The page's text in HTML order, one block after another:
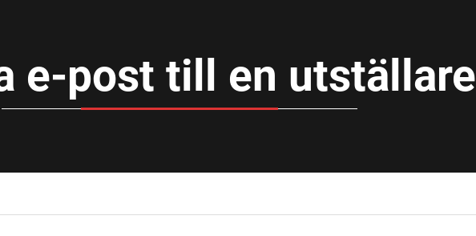
e-post till en utställare